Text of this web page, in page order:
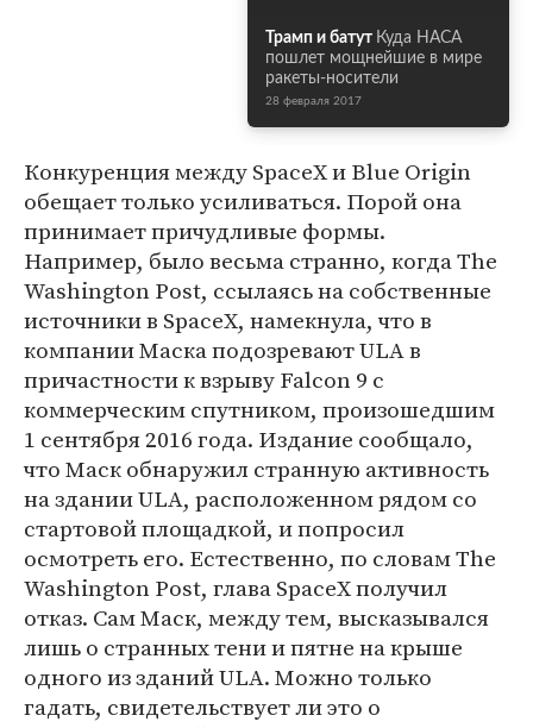
Трамп и батут Куда НАСА
пошлет мощнейшие в мире
ракеты-носители
28 февраля 2017
Конкуренция между SpaceX и Blue Origin
обещает только усиливаться. Порой она
принимает причудливые формы.
Например, было весьма странно, когда The
Washington Post, ссылаясь на собственные
источники в SpaceX, намекнула, что в
компании Маска подозревают ULA в
причастности к взрыву Falcon 9 с
коммерческим спутником, произошедшим
1 сентября 2016 года. Издание сообщало,
что Маск обнаружил странную активность
на здании ULA, расположенном рядом со
стартовой площадкой, и попросил
осмотреть его. Естественно, по словам The
Washington Post, глава SpaсeX получил
отказ. Сам Маск, между тем, высказывался
лишь о странных тени и пятне на крыше
одного из зданий ULA. Можно только
гадать, свидетельствует ли это о